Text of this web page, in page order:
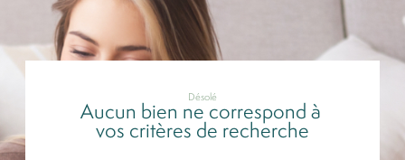
Désolé
Aucun bien ne correspond à
vos critères de recherche